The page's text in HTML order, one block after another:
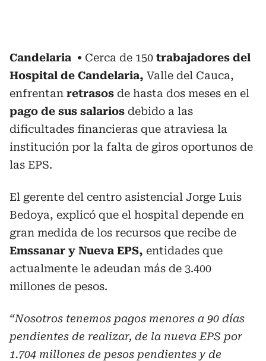
Candelaria Cerca de 150 trabajadores del
Hospital de Candelaria, Valle del Cauca,
enfrentan retrasos de hasta dos meses en el
pago de sus salarios debido a las
dificultades financieras que atraviesa la
institución por la falta de giros oportunos de
las EPS.
El gerente del centro asistencial Jorge Luis
Bedoya, explicó que el hospital depende en
gran medida de los recursos que recibe de
Emssanar y Nueva EPS, entidades que
actualmente le adeudan más de 3.400
millones de pesos.
“Nosotros tenemos pagos menores a 90 días
pendientes de realizar, de la nueva EPS por
1.704 millones de pesos pendientes y de